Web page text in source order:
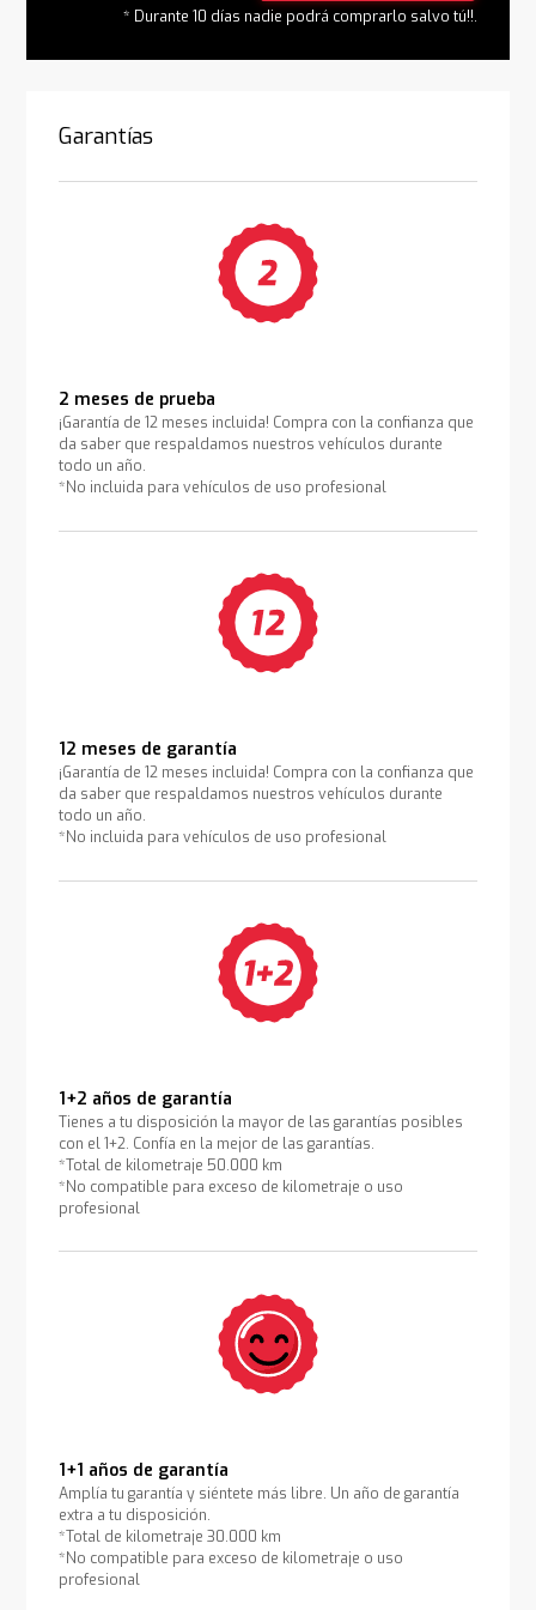
* Durante 10 días nadie podrá comprarlo salvo tú!!.
Garantías
2 meses de prueba
¡Garantía de 12 meses incluida! Compra con la confianza que
da saber que respaldamos nuestros vehículos durante
todo un año.
*No incluida para vehículos de uso profesional
12 meses de garantía
¡Garantía de 12 meses incluida! Compra con la confianza que
da saber que respaldamos nuestros vehículos durante
todo un año.
*No incluida para vehículos de uso profesional
1+2 años de garantía
Tienes a tu disposición la mayor de las garantías posibles
con el 1+2. Confía en la mejor de las garantías.
*Total de kilometraje 50.000 km
*No compatible para exceso de kilometraje o uso
profesional
1+1 años de garantía
Amplía tu garantía y siéntete más libre. Un año de garantía
extra a tu disposición.
*Total de kilometraje 30.000 km
*No compatible para exceso de kilometraje o uso
profesional